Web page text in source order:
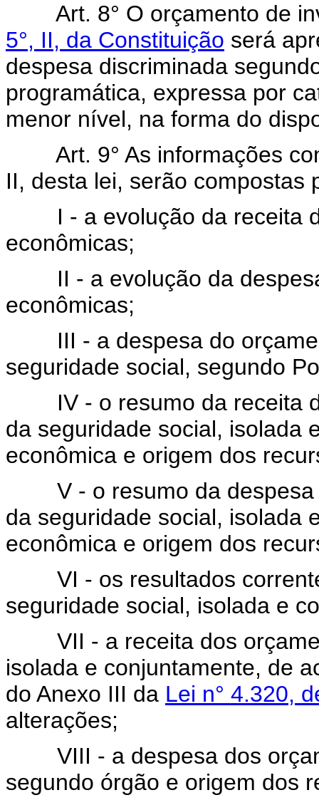
Art. 8° O orçamento de
5°, II, da Constituição será
despesa discriminada
programática, expressa por
menor nível, na forma do
Art. 9° As informações
II, desta lei, serão compostas
I - a evolução da receita
econômicas;
II - a evolução da despesa
econômicas;
III - a despesa do
seguridade social, segundo
IV - o resumo da receita
da seguridade social, isolada
econômica e origem dos
V - o resumo da despesa
da seguridade social, isolada
econômica e origem dos
VI - os resultados
seguridade social, isolada e
VII - a receita dos
isolada e conjuntamente, de
do Anexo III da Lei n° 4.320,
alterações;
VIII - a despesa dos
segundo órgão e origem dos